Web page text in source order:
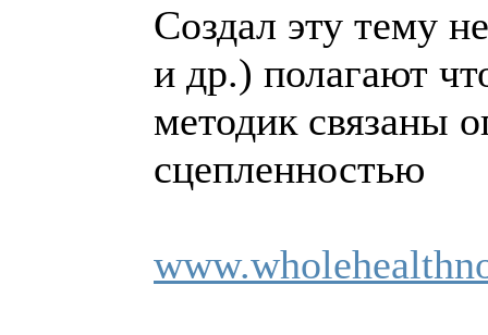
Создал эту тему
и др.) полагают
методик связаны
сцепленностью